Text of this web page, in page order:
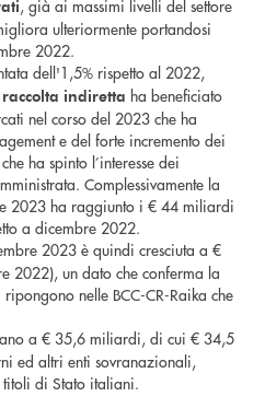
, già ai massimi livelli del settore
ulteriormente portandosi
2022.
dell'1,5% rispetto al 2022,
raccolta indiretta ha beneficiato
nel corso del 2023 che ha
e del forte incremento dei
ha spinto l’interesse dei
Complessivamente la
2023 ha raggiunto i € 44 miliardi
a dicembre 2022.
2023 è quindi cresciuta a €
2022), un dato che conferma la
nelle BCC-CR-Raika che
a € 35,6 miliardi, di cui € 34,5
ed altri enti sovranazionali,
di Stato italiani.